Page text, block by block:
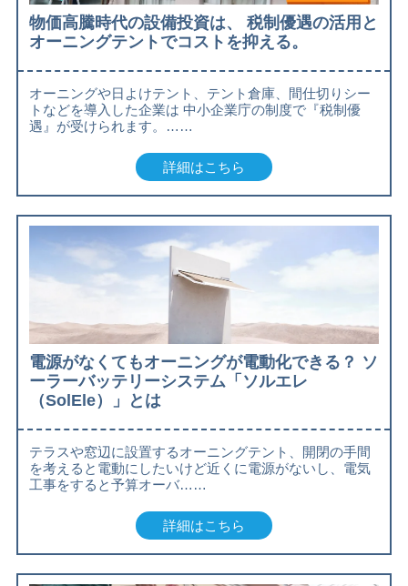
物価高騰時代の設備投資は、 税制優遇の活用と
オーニングテントでコストを抑える。
オーニングや日よけテント、テント倉庫、間仕切りシー
トなどを導入した企業は 中小企業庁の制度で『税制優
遇』が受けられます。……
詳細はこちら
電源がなくてもオーニングが電動化できる？ ソ
ーラーバッテリーシステム「ソルエレ
（SolEle）」とは
テラスや窓辺に設置するオーニングテント、開閉の手間
を考えると電動にしたいけど近くに電源がないし、電気
工事をすると予算オーバ……
詳細はこちら